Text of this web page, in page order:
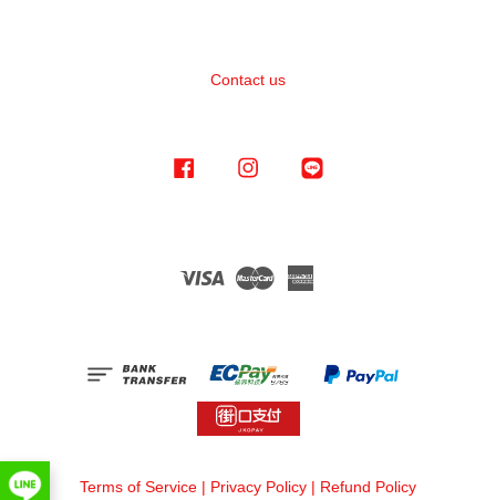
Contact us
Facebook Instagram
Visa Master
Terms of Service | Privacy Policy | Refund Policy